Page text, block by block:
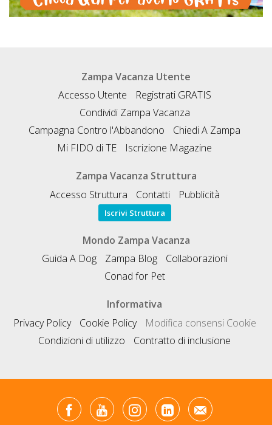
Zampa Vacanza Utente
Accesso Utente
Registrati GRATIS
Condividi Zampa Vacanza
Campagna Contro l'Abbandono
Chiedi A Zampa
Mi FIDO di TE
Iscrizione Magazine
Zampa Vacanza Struttura
Accesso Struttura
Contatti Pubblicità
Iscrivi Struttura
Mondo Zampa Vacanza
Guida A Dog
Zampa Blog
Collaborazioni
Conad for Pet
Informativa
Privacy Policy
Cookie Policy
Modifica consensi Cookie
Condizioni di utilizzo
Contratto di inclusione